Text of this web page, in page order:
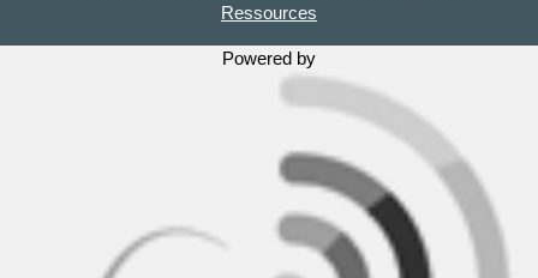
Ressources
Powered by